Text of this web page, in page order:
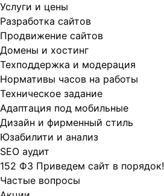
Услуги и цены
Разработка сайтов
Продвижение сайтов
Домены и хостинг
Техподдержка и модерация
Нормативы часов на работы
Техническое задание
Адаптация под мобильные
Дизайн и фирменный стиль
Юзабилити и анализ
SEO аудит
152 ФЗ Приведем сайт в порядок!
Частые вопросы